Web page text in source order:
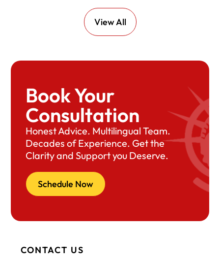
View All
Book Your
Consultation
Honest Advice. Multilingual Team.
Decades of Experience. Get the
Clarity and Support you Deserve.
Schedule Now
CONTACT US